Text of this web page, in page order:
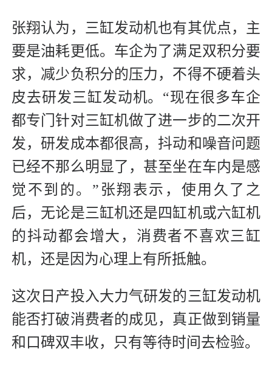
张翔认为，三缸发动机也有其优点，主
要是油耗更低。车企为了满足双积分要
求，减少负积分的压力，不得不硬着头
皮去研发三缸发动机。“现在很多车企
都专门针对三缸机做了进一步的二次开
发，研发成本都很高，抖动和噪音问题
已经不那么明显了，甚至坐在车内是感
觉不到的。”张翔表示，使用久了之
后，无论是三缸机还是四缸机或六缸机
的抖动都会增大，消费者不喜欢三缸
机，还是因为心理上有所抵触。
这次日产投入大力气研发的三缸发动机
能否打破消费者的成见，真正做到销量
和口碑双丰收，只有等待时间去检验。